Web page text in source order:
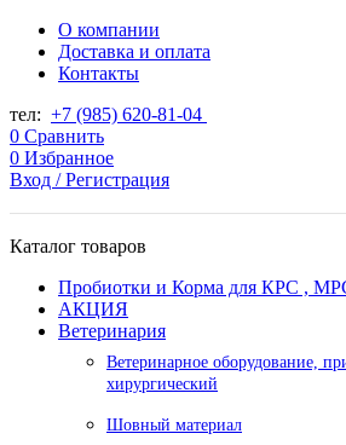
О компании
Доставка и оплата
Контакты
тел: +7 (985) 620-81-04
0 Сравнить
0 Избранное
Вход / Регистрация
Каталог товаров
Пробиотки и Корма для КРС ,
АКЦИЯ
Ветеринария
Ветеринарное оборудование,
хирургический
Шовный материал